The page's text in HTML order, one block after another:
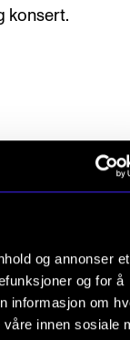
og annonser et
og for å
informasjon om
innen sosiale
konsert.
i
ikke får
fremføre det